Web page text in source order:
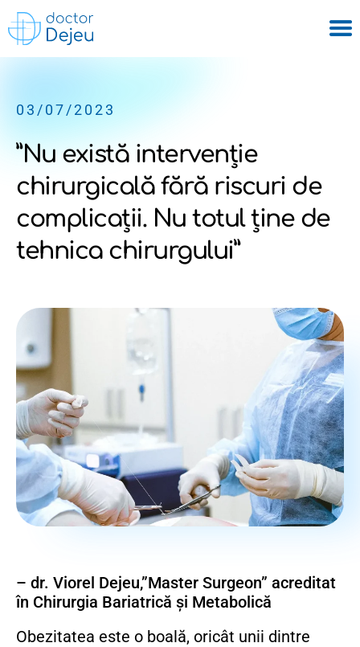
03/07/2023
”Nu există intervenție
chirurgicală fără riscuri de
complicații. Nu totul ține de
tehnica chirurgului”
– dr. Viorel Dejeu,”Master Surgeon” acreditat
în Chirurgia Bariatrică și Metabolică
Obezitatea este o boală, oricât unii dintre